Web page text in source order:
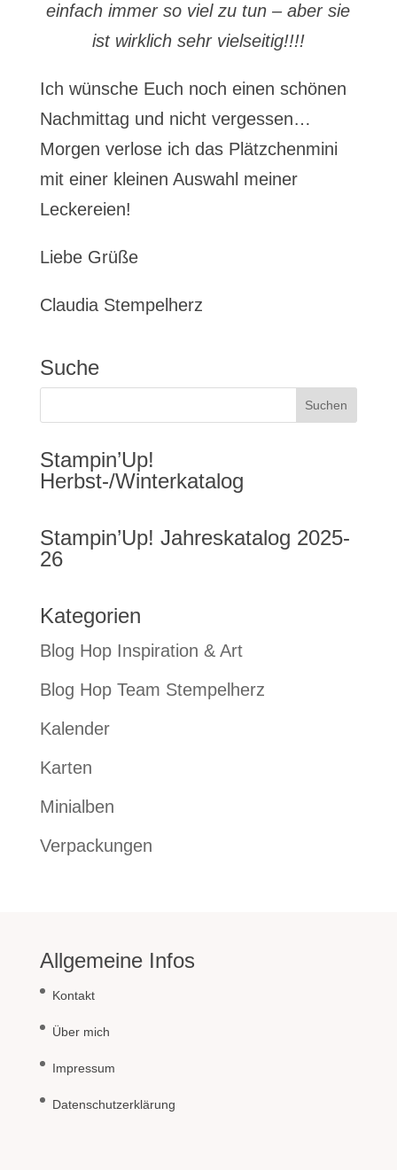
einfach immer so viel zu tun – aber sie
ist wirklich sehr vielseitig!!!!
Ich wünsche Euch noch einen schönen
Nachmittag und nicht vergessen…
Morgen verlose ich das Plätzchenmini
mit einer kleinen Auswahl meiner
Leckereien!
Liebe Grüße
Claudia Stempelherz
Suche
Stampin’Up!
Herbst-/Winterkatalog
Stampin’Up! Jahreskatalog 2025-
26
Kategorien
Blog Hop Inspiration & Art
Blog Hop Team Stempelherz
Kalender
Karten
Minialben
Verpackungen
Allgemeine Infos
Kontakt
Über mich
Impressum
Datenschutzerklärung